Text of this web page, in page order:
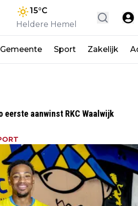
15°C
Heldere Hemel
Gemeente Sport Zakelijk
aanwinst RKC Waalwijk